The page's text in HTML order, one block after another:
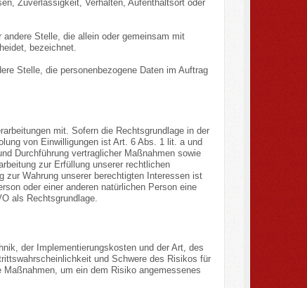
Zuverlässigkeit, Verhalten, Aufenthaltsort oder
Stelle, die allein oder gemeinsam mit
bezeichnet.
Stelle, die personenbezogene Daten im Auftrag
mit. Sofern die Rechtsgrundlage in der
von Einwilligungen ist Art. 6 Abs. 1 lit. a und
Durchführung vertraglicher Maßnahmen sowie
zur Erfüllung unserer rechtlichen
zur Wahrung unserer berechtigten Interessen ist
oder einer anderen natürlichen Person eine
als Rechtsgrundlage.
der Implementierungskosten und der Art, des
und Schwere des Risikos für
um ein dem Risiko angemessenes